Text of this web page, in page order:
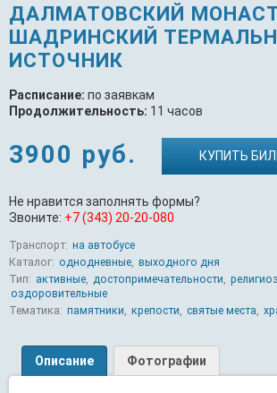
ДАЛМАТОВСКИЙ
ШАДРИНСКИЙ
ИСТОЧНИК
Расписание: по заявкам
Продолжительность: 11 часов
3900 руб. КУПИТЬ
Не нравится заполнять формы?
Звоните: +7 (343) 20-20-080
Транспорт: на автобусе
Каталог: однодневные выходного дня
Тип: активные достопримечательности
оздоровительные
Тематика: памятники крепости святые места
Описание Фотографии